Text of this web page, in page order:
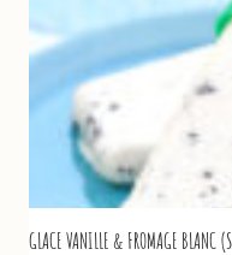
GLACE VANILLE & FROMAGE BLANC